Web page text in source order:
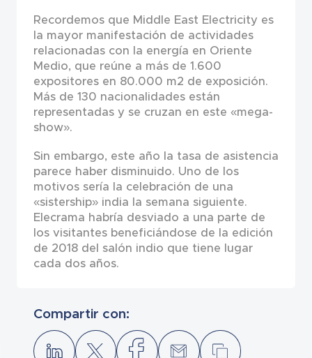
Compartir con:
Recordemos que Middle East Electricity es
la mayor manifestación de actividades
relacionadas con la energía en Oriente
Medio, que reúne a más de 1.600
expositores en 80.000 m2 de exposición.
Más de 130 nacionalidades están
representadas y se cruzan en este «mega-
show».
Sin embargo, este año la tasa de asistencia
parece haber disminuido. Uno de los
motivos sería la celebración de una
«sistership» india la semana siguiente.
Elecrama habría desviado a una parte de
los visitantes beneficiándose de la edición
de 2018 del salón indio que tiene lugar
cada dos años.